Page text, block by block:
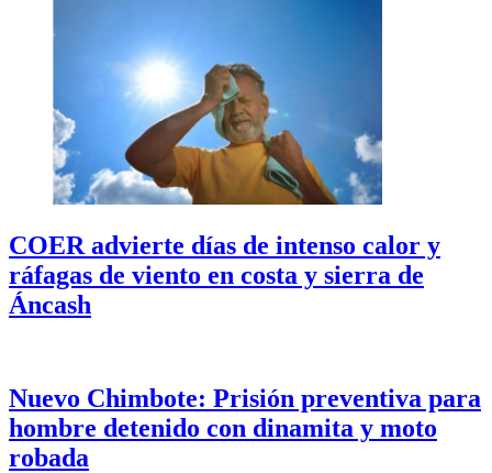
COER advierte días de intenso calor y
ráfagas de viento en costa y sierra de
Áncash
Nuevo Chimbote: Prisión preventiva para
hombre detenido con dinamita y moto
robada